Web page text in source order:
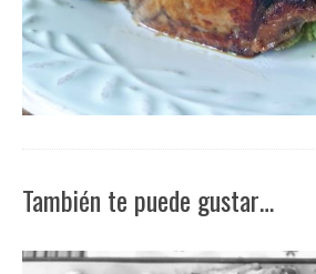
También te puede gustar…